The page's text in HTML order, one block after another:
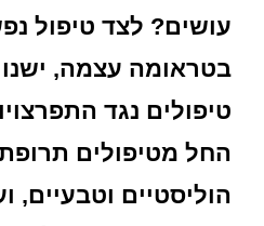
עושים? לצד טיפול
בטראומה עצמה,
טיפולים נגד
החל מטיפולים
הוליסטיים וטבעיים,